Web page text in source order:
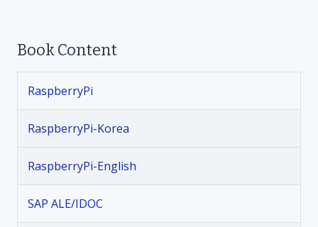
n
a
v
g
Book Content
RaspberryPi
RaspberryPi-Korea
RaspberryPi-English
SAP ALE/IDOC